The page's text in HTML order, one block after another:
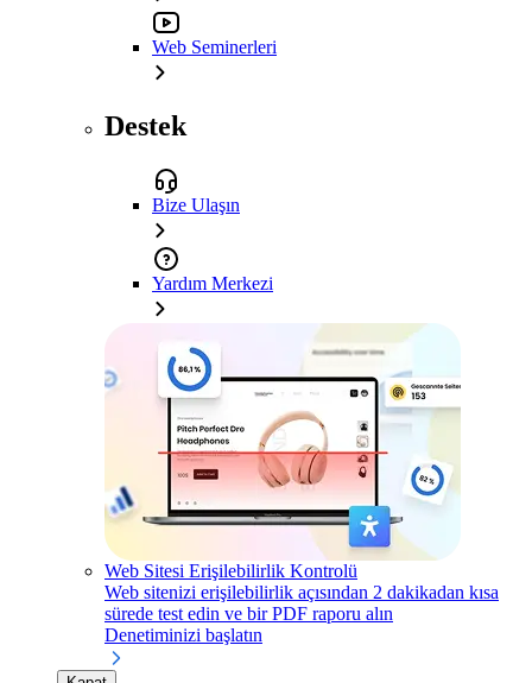
Web Seminerleri
Destek
Bize Ulaşın
Yardım Merkezi
Web Sitesi Erişilebilirlik Kontrolü
Web sitenizi erişilebilirlik açısından 2 dakikadan kısa
sürede test edin ve bir PDF raporu alın
Denetiminizi başlatın